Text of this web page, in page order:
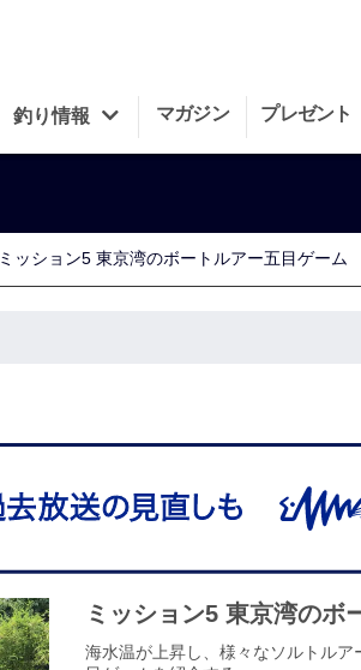
釣り情報 マガジン プレゼント
ミッション5 東京湾のボートルアー五目ゲーム
ミッション5 東京湾のボ
海水温が上昇し、様々なソルトル